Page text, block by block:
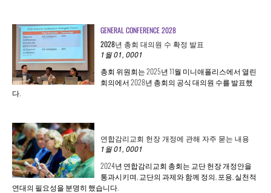
GENERAL CONFERENCE 2028
2028년 총회 대의원 수 확정 발표
1월 01, 0001
총회 위원회는 2025년 11월 미니애폴리스에서 열린
회의에서 2028년 총회의 공식 대의원 수를 발표했
다.
연합감리교회 헌장 개정에 관해 자주 묻는 내용
1월 01, 0001
2024년 연합감리교회 총회는 교단 헌장 개정안을
통과시키며, 교단의 과제와 함께 정의, 포용, 실천적
연대의 필요성을 분명히 했습니다.